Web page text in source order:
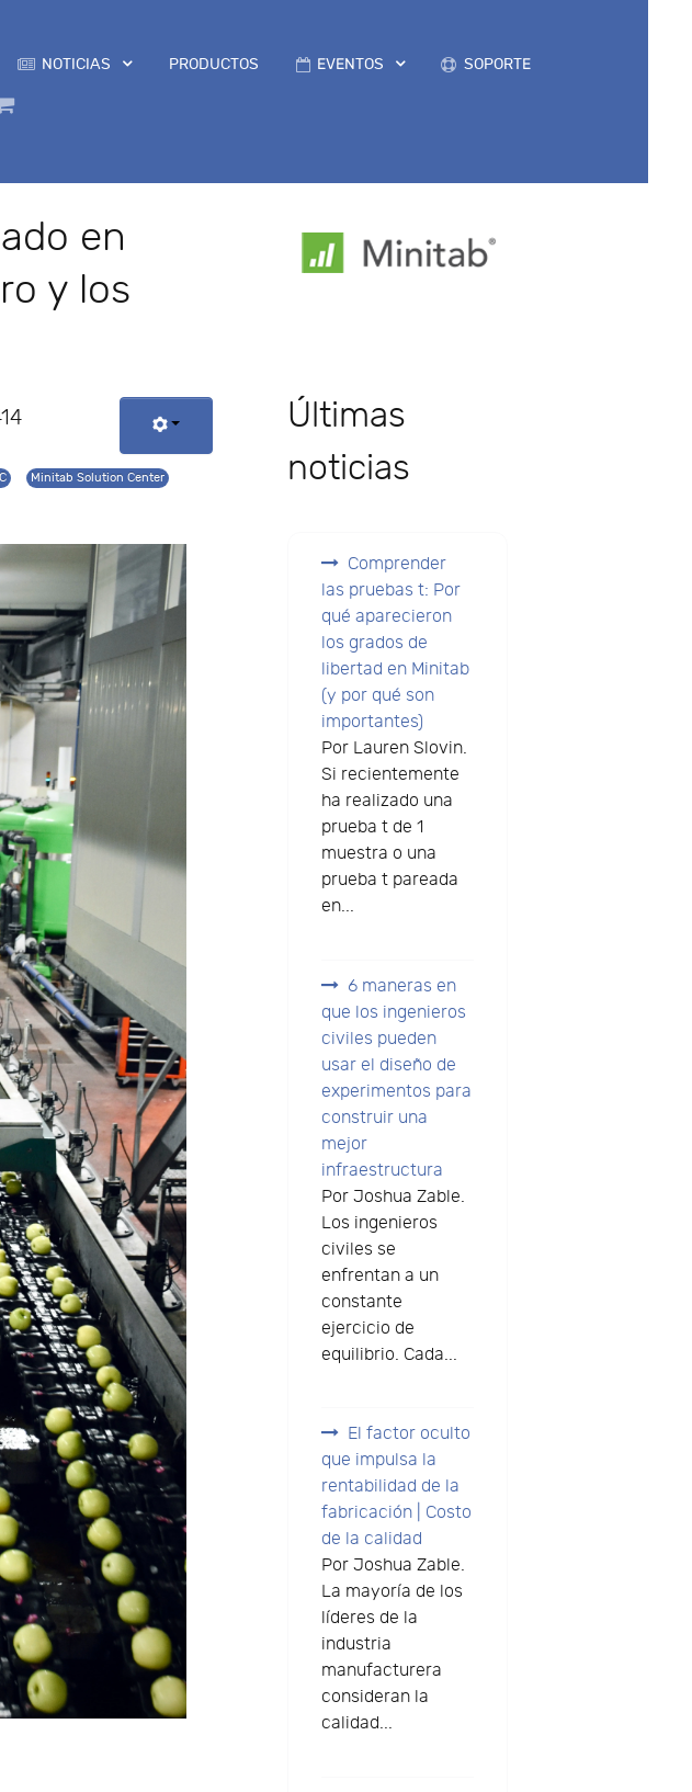
NOTICIAS PRODUCTOS EVENTOS SOPORTE
en
y los
Minitab Solution Center
Últimas
noticias
Comprender
las pruebas t: Por
qué aparecieron
los grados de
libertad en Minitab
(y por qué son
importantes)
Por Lauren Slovin.
Si recientemente
ha realizado una
prueba t de 1
muestra o una
prueba t pareada
en...
6 maneras en
que los ingenieros
civiles pueden
usar el diseño de
experimentos para
construir una
mejor
infraestructura
Por Joshua Zable.
Los ingenieros
civiles se
enfrentan a un
constante
ejercicio de
equilibrio. Cada...
El factor oculto
que impulsa la
rentabilidad de la
fabricación | Costo
de la calidad
Por Joshua Zable.
La mayoría de los
líderes de la
industria
manufacturera
consideran la
calidad...